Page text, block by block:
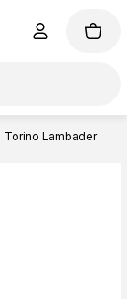
Torino Lambader